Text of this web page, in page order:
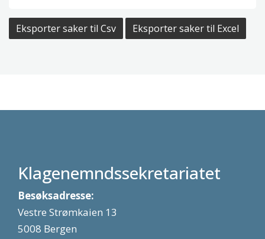
Eksporter saker til Csv Eksporter saker til Excel
Klagenemndssekretariatet
Besøksadresse:
Vestre Strømkaien 13
5008 Bergen